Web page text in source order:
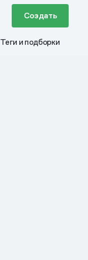
Создать
Теги и подборки